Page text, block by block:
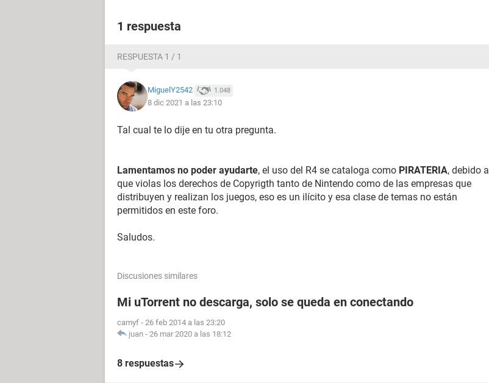
1 respuesta
RESPUESTA 1 / 1
MiguelY2542 1.048
8 dic 2021 a las 23:10
Tal cual te lo dije en tu otra pregunta.
Lamentamos no poder ayudarte, el uso del R4 se cataloga como PIRATERIA, debido a
que violas los derechos de Copyrigth tanto de Nintendo como de las empresas que
distribuyen y realizan los juegos, eso es un ilícito y esa clase de temas no están
permitidos en este foro.
Saludos.
Discusiones similares
Mi uTorrent no descarga, solo se queda en conectando
camyf - 26 feb 2014 a las 23:20
juan - 26 mar 2020 a las 18:12
8 respuestas